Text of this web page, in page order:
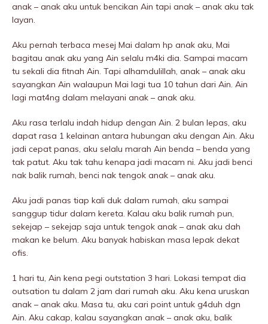
anak – anak aku untuk bencikan Ain tapi anak – anak aku tak
layan.
Aku pernah terbaca mesej Mai dalam hp anak aku, Mai
bagitau anak aku yang Ain selalu m4ki dia. Sampai macam
tu sekali dia fitnah Ain. Tapi alhamdulillah, anak – anak aku
sayangkan Ain walaupun Mai lagi tua 10 tahun dari Ain. Ain
lagi mat4ng dalam melayani anak – anak aku.
Aku rasa terlalu indah hidup dengan Ain. 2 bulan lepas, aku
dapat rasa 1 kelainan antara hubungan aku dengan Ain. Aku
jadi cepat panas, aku selalu marah Ain benda – benda yang
tak patut. Aku tak tahu kenapa jadi macam ni. Aku jadi benci
nak balik rumah, benci nak tengok anak – anak aku.
Aku jadi panas tiap kali duk dalam rumah, aku sampai
sanggup tidur dalam kereta. Kalau aku balik rumah pun,
sekejap – sekejap saja untuk tengok anak – anak aku dah
makan ke belum. Aku banyak habiskan masa lepak dekat
ofis.
1 hari tu, Ain kena pegi outstation 3 hari. Lokasi tempat dia
outsation tu dalam 2 jam dari rumah aku. Aku kena uruskan
anak – anak aku. Masa tu, aku cari point untuk g4duh dgn
Ain. Aku cakap, kalau sayangkan anak – anak aku, balik